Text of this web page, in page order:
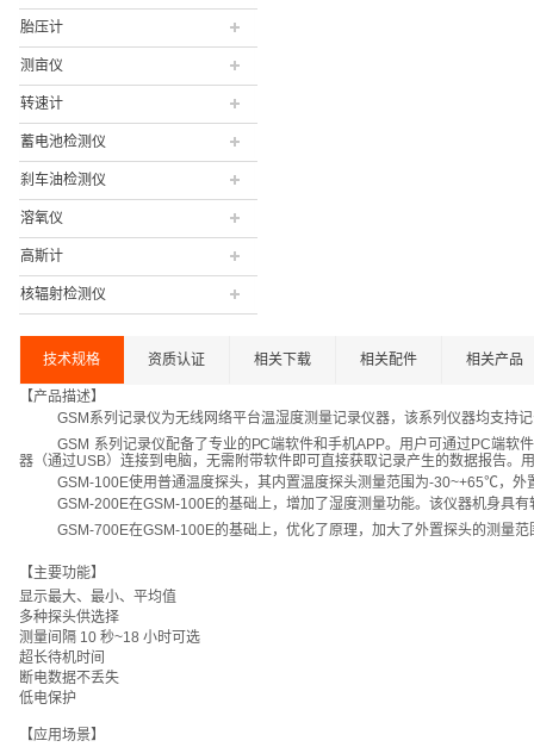
胎压计
测亩仪
转速计
蓄电池检测仪
刹车油检测仪
溶氧仪
高斯计
核辐射检测仪
技术规格 资质认证 相关下载 相关配件 相关产品
【产品描述】
GSM 系列记录仪为无线网络平台温湿度测量记录仪器， 该系列仪器均支持
GSM 系列记录仪配备了专业的 PC端软件和手机APP。 用户可 通过PC端软
器 （通过USB） 连接到电脑，无需附带软件即可直接获取记录产生的数据报告。
GSM-100E使用普通温度探头， 其内置温度探头测量范围 为-30~+65℃，外
GSM-200E在GSM-100E的基础上， 增加了湿度测量功能。 该仪器机身具有
GSM-700E在GSM-100E的基础上，优化了原理，加大了外 置 探 头 的 测 量 范
【主要功能】
显示最大、 最小、平均值
多种探头供选择
测量间隔 10 秒~18 小时可选
超长待机时间
断电数据不丢失
低电保护
【应用场景】